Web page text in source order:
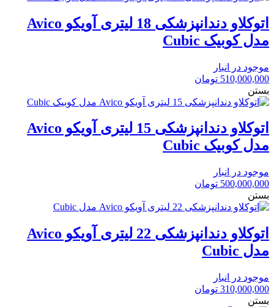
اتوکلاو دندانپزشکی 18 لیتری آویکو Avico
مدل کوبیک Cubic
موجود در انبار
510,000,000 تومان
بستن
اتوکلاو دندانپزشکی 15 لیتری آویکو Avico
مدل کوبیک Cubic
موجود در انبار
500,000,000 تومان
بستن
اتوکلاو دندانپزشکی 22 لیتری آویکو Avico
مدل Cubic
موجود در انبار
310,000,000 تومان
بستن